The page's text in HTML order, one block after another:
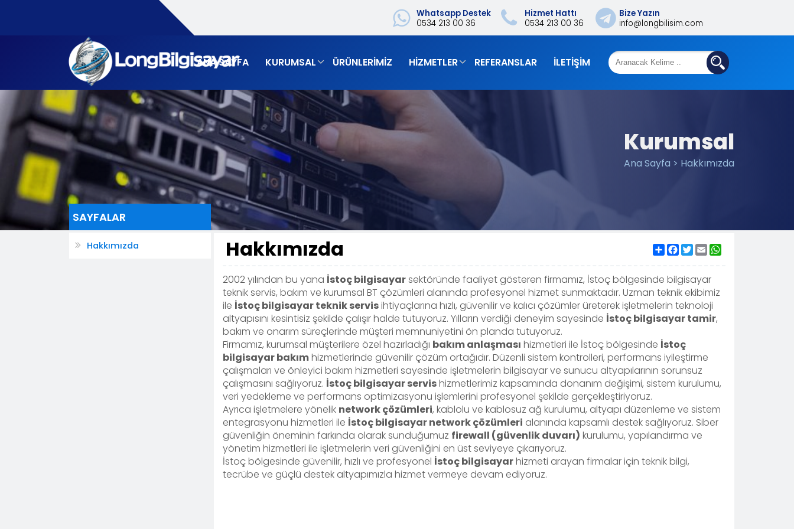
Bize Yazın
info@longbilisim.com
Hizmet Hattı
‎0534 213 00 36
Whatsapp Destek
0534 213 00 36
ANA SAYFA KURUMSAL ÜRÜNLERIMIZ HIZMETLER REFERANSLAR İLETIŞIM
Kurumsal
Ana Sayfa > Hakkımızda
ShareFacebook
Twitter
Email
Hakkımızda
2002 yılından bu yana İstoç bilgisayarsektöründe faaliyet gösteren firmamız, İstoç bölgesinde bilgisayar
teknik servis, bakım ve kurumsal BT çözümleri alanında profesyonel hizmet sunmaktadır. Uzman teknik ekibimiz
ile İstoç bilgisayar teknik servisihtiyaçlarına hızlı, güvenilir ve kalıcı çözümler üreterek işletmelerin teknoloji
altyapısını kesintisiz şekilde çalışır halde tutuyoruz. Yılların verdiği deneyim sayesinde İstoç bilgisayar tamir,
bakım ve onarım süreçlerinde müşteri memnuniyetini ön planda tutuyoruz.
Firmamız, kurumsal müşterilere özel hazırladığı bakım anlaşması hizmetleri ile İstoç bölgesinde İstoç
bilgisayar bakımhizmetlerinde güvenilir çözüm ortağıdır. Düzenli sistem kontrolleri, performans iyileştirme
çalışmaları ve önleyici bakım hizmetleri sayesinde işletmelerin bilgisayar ve sunucu altyapılarının sorunsuz
çalışmasını sağlıyoruz. İstoç bilgisayar servishizmetlerimiz kapsamında donanım değişimi, sistem kurulumu,
veri yedekleme ve performans optimizasyonu işlemlerini profesyonel şekilde gerçekleştiriyoruz.
Ayrıca işletmelere yönelik network çözümleri, kablolu ve kablosuz ağ kurulumu, altyapı düzenleme ve sistem
entegrasyonu hizmetleri ile İstoç bilgisayar network çözümleri alanında kapsamlı destek sağlıyoruz. Siber
güvenliğin öneminin farkında olarak sunduğumuz firewall (güvenlik duvarı) kurulumu, yapılandırma ve
yönetim hizmetleri ile işletmelerin veri güvenliğini en üst seviyeye çıkarıyoruz.
İstoç bölgesinde güvenilir, hızlı ve profesyonel İstoç bilgisayarhizmeti arayan firmalar için teknik bilgi,
tecrübe ve güçlü destek altyapımızla hizmet vermeye devam ediyoruz.
SAYFALAR
Hakkımızda